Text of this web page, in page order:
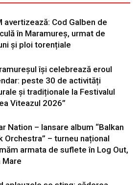
avertizează: Cod Galben de
în Maramureș, urmat de
și ploi torențiale
își celebrează eroul
peste 30 de activități
și tradiționale la Festivalul
Viteazul 2026”
Nation – lansare album “Balkan
Orchestra” – turneu național
armata de suflete în Log Out,
Mare